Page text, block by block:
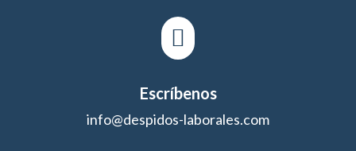

Escríbenos
info@despidos-laborales.com